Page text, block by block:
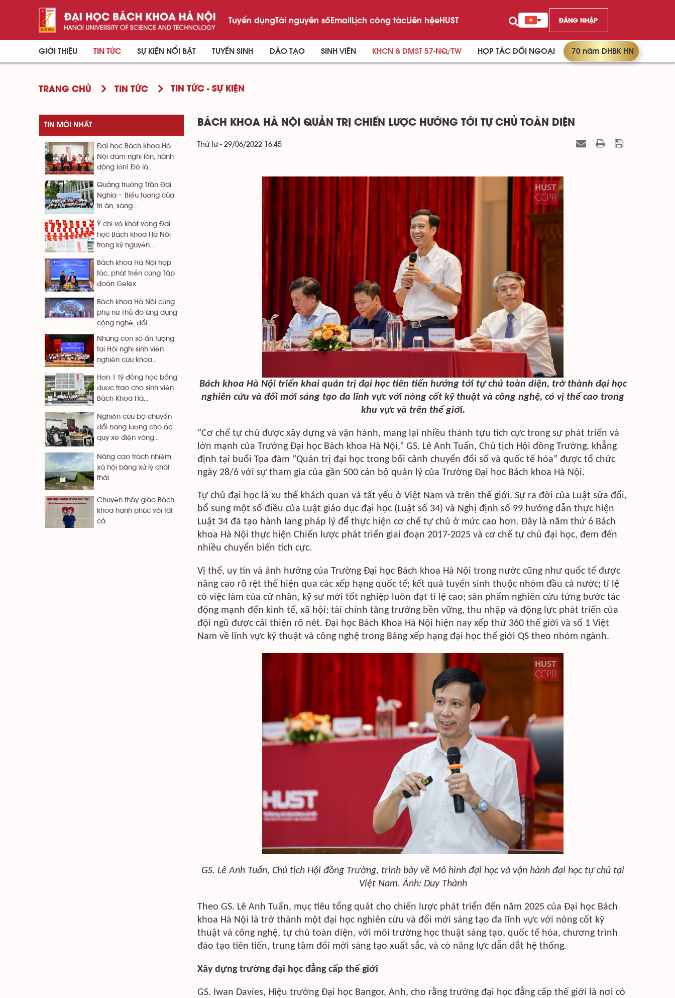
Tuyển dụngTài nguyên sốEmailLịch công tácLiên hệeHUST ĐĂNG NHẬP
GIỚI THIỆU TIN TỨC SỰ KIỆN NỔI BẬT TUYỂN SINH ĐÀO TẠO SINH VIÊN KHCN & ĐMST 57-NQ/TW HỢP TÁC ĐỐI NGOẠI 70 năm ĐHBK HN
TRANG CHỦ TIN TỨC TIN TỨC - SỰ KIỆN
BÁCH KHOA HÀ NỘI QUẢN TRỊ CHIẾN LƯỢC HƯỚNG TỚI TỰ CHỦ TOÀN DIỆN
Thứ tư - 29/06/2022 16:45
Bách khoa Hà Nội triển khai quản trị đại học tiên tiến hướng tới tự chủ toàn diện, trở thành đại học
nghiên cứu và đổi mới sáng tạo đa lĩnh vực với nòng cốt kỹ thuật và công nghệ, có vị thế cao trong
khu vực và trên thế giới.
“Cơ chế tự chủ được xây dựng và vận hành, mang lại nhiều thành tựu tích cực trong sự phát triển và
lớn mạnh của Trường Đại học Bách khoa Hà Nội,” GS. Lê Anh Tuấn, Chủ tịch Hội đồng Trường, khẳng
định tại buổi Tọa đàm “Quản trị đại học trong bối cảnh chuyển đổi số và quốc tế hóa” được tổ chức
ngày 28/6 với sự tham gia của gần 500 cán bộ quản lý của Trường Đại học Bách khoa Hà Nội.
Tự chủ đại học là xu thế khách quan và tất yếu ở Việt Nam và trên thế giới. Sự ra đời của Luật sửa đổi,
bổ sung một số điều của Luật giáo dục đại học (Luật số 34) và Nghị định số 99 hướng dẫn thực hiện
Luật 34 đã tạo hành lang pháp lý để thực hiện cơ chế tự chủ ở mức cao hơn. Đây là năm thứ 6 Bách
khoa Hà Nội thực hiện Chiến lược phát triển giai đoạn 2017-2025 và cơ chế tự chủ đại học, đem đến
nhiều chuyển biến tích cực.
Vị thế, uy tín và ảnh hưởng của Trường Đại học Bách khoa Hà Nội trong nước cũng như quốc tế được
nâng cao rõ rệt thể hiện qua các xếp hạng quốc tế; kết quả tuyển sinh thuộc nhóm đầu cả nước; tỉ lệ
có việc làm của cử nhân, kỹ sư mới tốt nghiệp luôn đạt tỉ lệ cao; sản phẩm nghiên cứu từng bước tác
động mạnh đến kinh tế, xã hội; tài chính tăng trưởng bền vững, thu nhập và động lực phát triển của
đội ngũ được cải thiện rõ nét. Đại học Bách Khoa Hà Nội hiện nay xếp thứ 360 thế giới và số 1 Việt
Nam về lĩnh vực kỹ thuật và công nghệ trong Bảng xếp hạng đại học thế giới QS theo nhóm ngành.
GS. Lê Anh Tuấn, Chủ tịch Hội đồng Trường, trình bày về Mô hình đại học và vận hành đại học tự chủ tại
Việt Nam. Ảnh: Duy Thành
Theo GS. Lê Anh Tuấn, mục tiêu tổng quát cho chiến lược phát triển đến năm 2025 của Đại học Bách
khoa Hà Nội là trở thành một đại học nghiên cứu và đổi mới sáng tạo đa lĩnh vực với nòng cốt kỹ
thuật và công nghệ, tự chủ toàn diện, với môi trường học thuật sáng tạo, quốc tế hóa, chương trình
đào tạo tiên tiến, trung tâm đổi mới sáng tạo xuất sắc, và có năng lực dẫn dắt hệ thống.
Xây dựng trường đại học đẳng cấp thế giới
GS. Iwan Davies, Hiệu trưởng Đại học Bangor, Anh, cho rằng trường đại học đẳng cấp thế giới là nơi có
TIN MỚI NHẤT
Đại học Bách khoa Hà
Nội dám nghĩ lớn, hành
động lớn! Đó là...
Quảng trường Trần Đại
Nghĩa – Biểu tượng của
tri ân, sáng...
Ý chí và khát vọng Đại
học Bách khoa Hà Nội
trong kỷ nguyên...
Bách khoa Hà Nội hợp
tác, phát triển cùng Tập
đoàn Gelex
Bách khoa Hà Nội cùng
phụ nữ Thủ đô ứng dụng
công nghệ, đổi...
Những con số ấn tượng
tại Hội nghị sinh viên
nghiên cứu khoa...
Hơn 1 tỷ đồng học bổng
được trao cho sinh viên
Bách Khoa Hà...
Nghiên cứu bộ chuyển
đổi năng lượng cho ắc
quy xe điện vòng...
Nâng cao trách nhiệm
xã hội bằng xử lý chất
thải
Chuyện thầy giáo Bách
khoa hạnh phúc với tất
cả